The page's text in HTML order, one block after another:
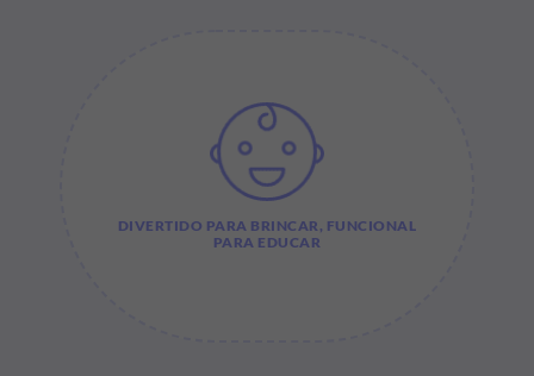
DIVERTIDO PARA BRINCAR, FUNCIONAL
PARA EDUCAR